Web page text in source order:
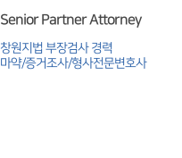
Senior Partner Attorney
창원지법 부장검사 경력
마약/증거조사/형사전문변호사